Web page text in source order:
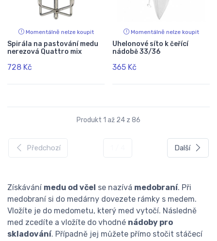
Momentálně nelze koupit
Spirála na pastování medu
nerezová Quattro mix
728 Kč
Momentálně nelze koupit
Uhelonové síto k čeřící
nádobě 33/36
365 Kč
Produkt 1 až 24 z 86
Předchozí Další
Získávání medu od včel se nazívá medobraní. Při
medobraní si do medárny dovezete rámky s medem.
Vložíte je do medometu, který med vytočí. Následně
med zcedíte a vložíte do vhodné nádoby pro
skladování. Případně jej můžete přímo stočit stáčecí